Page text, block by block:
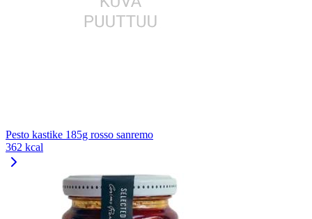
Pesto kastike 185g rosso sanremo
362 kcal